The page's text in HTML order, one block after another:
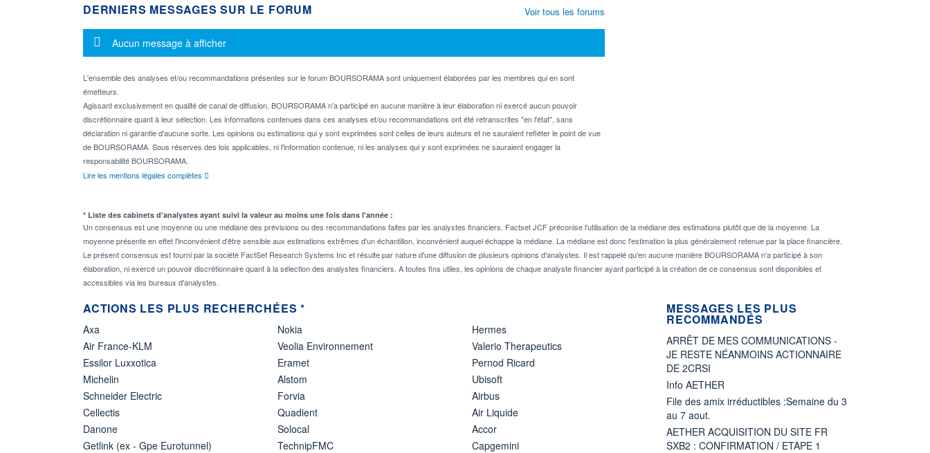
DERNIERS MESSAGES SUR LE FORUM
Message d'information
Aucun message à afficher
L'ensemble des analyses et/ou recommandations présentes sur le forum BOURSORAMA sont uniquement élaborées par les membres qui en sont
émetteurs.
Agissant exclusivement en qualité de canal de diffusion, BOURSORAMA n'a participé en aucune manière à leur élaboration ni exercé aucun pouvoir
discrétionnaire quant à leur sélection. Les informations contenues dans ces analyses et/ou recommandations ont été retranscrites "en l'état", sans
déclaration ni garantie d'aucune sorte. Les opinions ou estimations qui y sont exprimées sont celles de leurs auteurs et ne sauraient refléter le point de vue
de BOURSORAMA. Sous réserves des lois applicables, ni l'information contenue, ni les analyses qui y sont exprimées ne sauraient engager la
responsabilité BOURSORAMA.
Lire les mentions légales complètes
Voir tous les forums
* Liste des cabinets d'analystes ayant suivi la valeur au moins une fois dans l'année :
Un consensus est une moyenne ou une médiane des prévisions ou des recommandations faites par les analystes financiers. Factset JCF préconise l'utilisation de la médiane des estimations plutôt que de la moyenne. La
moyenne présente en effet l'inconvénient d'être sensible aux estimations extrêmes d'un échantillon, inconvénient auquel échappe la médiane. La médiane est donc l'estimation la plus généralement retenue par la place financière.
Le présent consensus est fourni par la société FactSet Research Systems Inc et résulte par nature d'une diffusion de plusieurs opinions d'analystes. Il est rappelé qu'en aucune manière BOURSORAMA n'a participé à son
élaboration, ni exercé un pouvoir discrétionnaire quant à la sélection des analystes financiers. A toutes fins utiles, les opinions de chaque analyste financier ayant participé à la création de ce consensus sont disponibles et
accessibles via les bureaux d'analystes.
ACTIONS LES PLUS RECHERCHÉES *
Axa
Air France-KLM
Essilor Luxxotica
Michelin
Schneider Electric
Cellectis
Danone
Getlink (ex - Gpe Eurotunnel)
Nokia
Veolia Environnement
Eramet
Alstom
Forvia
Quadient
Solocal
TechnipFMC
Hermes
Valerio Therapeutics
Pernod Ricard
Ubisoft
Airbus
Air Liquide
Accor
Capgemini
MESSAGES LES PLUS
RECOMMANDÉS
ARRÊT DE MES COMMUNICATIONS -
JE RESTE NÉANMOINS ACTIONNAIRE
DE 2CRSI
Info AETHER
File des amix irréductibles :Semaine du 3
au 7 aout.
AETHER ACQUISITION DU SITE FR
SXB2 : CONFIRMATION / ETAPE 1